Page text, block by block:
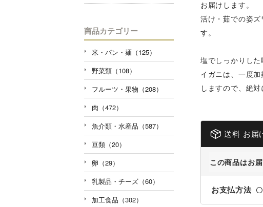
お届けします。
活け・茹での姿
す。
塩でしっかりし
イガニは、一度
しますので、絶対
送料 お届
この商品はお
お支払方法 〇
商品カテゴリー
米・パン・麺（125）
野菜類（108）
フルーツ・果物（208）
肉（472）
魚介類・水産品（587）
豆類（20）
卵（29）
乳製品・チーズ（60）
加工食品（302）